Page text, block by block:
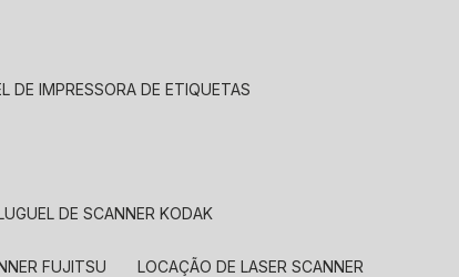
DE IMPRESSORA DE ETIQUETAS
DE SCANNER KODAK
FUJITSU LOCAÇÃO DE LASER SCANNER